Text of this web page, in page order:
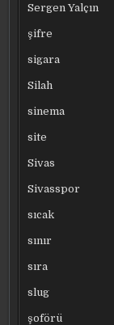
Sergen Yalçın
şifre
sigara
Silah
sinema
site
Sivas
Sivasspor
sıcak
sınır
sıra
slug
şoförü